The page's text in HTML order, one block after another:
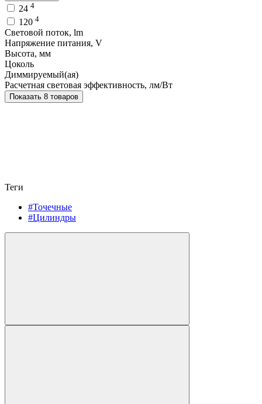
24 4
120 4
Световой поток, lm
Напряжение питания, V
Высота, мм
Цоколь
Диммируемый(ая)
Расчетная световая эффективность, лм/Вт
Показать 8 товаров
Теги
#Точечные
#Цилиндры